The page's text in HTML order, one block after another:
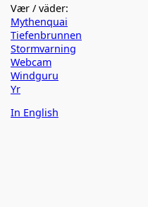
Vær / väder:
Mythenquai
Tiefenbrunnen
Stormvarning
Webcam
Windguru
Yr
In English